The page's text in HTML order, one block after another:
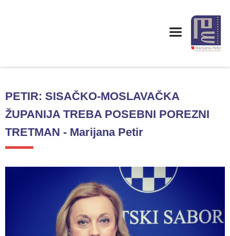
PETIR: SISAČKO-MOSLAVAČKA
ŽUPANIJA TREBA POSEBNI POREZNI
TRETMAN - Marijana Petir